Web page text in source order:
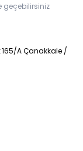
geçebilirsiniz
A Çanakkale /